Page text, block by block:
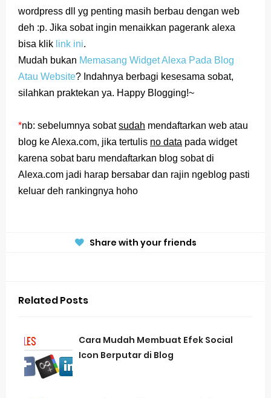
wordpress dll yg penting masih berbau dengan web
deh :p. Jika sobat ingin menaikkan pagerank alexa
bisa klik link ini.
Mudah bukan Memasang Widget Alexa Pada Blog
Atau Website? Indahnya berbagi kesesama sobat,
silahkan praktekan ya. Happy Blogging!~
*nb: sebelumnya sobatsudah mendaftarkan web atau
blog ke Alexa.com, jika tertulis no data pada widget
karena sobat baru mendaftarkan blog sobat di
Alexa.com jadi harap bersabar dan rajin ngeblog pasti
keluar deh rankingnya hoho
Share with your friends
Related Posts
Cara Mudah Membuat Efek Social
Icon Berputar di Blog